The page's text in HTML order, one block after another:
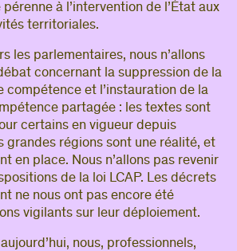
à l’intervention de l’État aux
territoriales.
les parlementaires, nous n’allons
concernant la suppression de la
compétence et l’instauration de la
partagée : les textes sont
certains en vigueur depuis
grandes régions sont une réalité, et
en place. Nous n’allons pas revenir
de la loi LCAP. Les décrets
ne nous ont pas encore été
vigilants sur leur déploiement.
nous, professionnels,